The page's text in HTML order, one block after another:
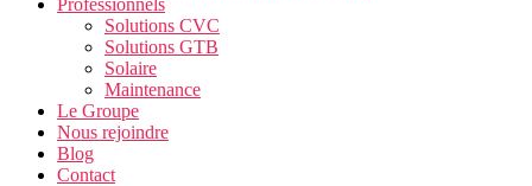
Professionnels
Solutions CVC
Solutions GTB
Solaire
Maintenance
Le Groupe
Nous rejoindre
Blog
Contact